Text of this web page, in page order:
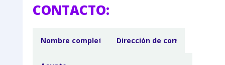
CONTACTO: